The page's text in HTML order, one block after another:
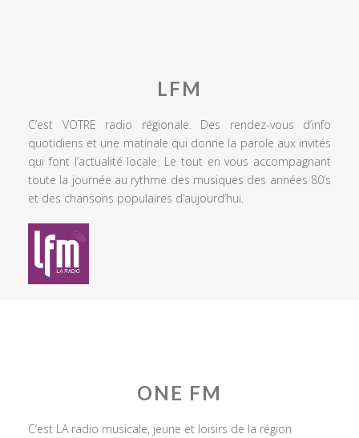
LFM
C’est VOTRE radio régionale. Des rendez-vous d’info
quotidiens et une matinale qui donne la parole aux invités
qui font l’actualité locale. Le tout en vous accompagnant
toute la journée au rythme des musiques des années 80’s
et des chansons populaires d’aujourd’hui.
ONE FM
C’est LA radio musicale, jeune et loisirs de la région